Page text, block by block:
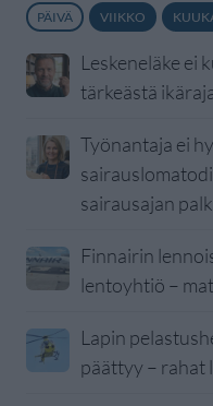
PÄIVÄ VIIKKO
Leskeneläke ei
tärkeästä
Työnantaja ei
sairausajan
Finnairin
lentoyhtiö –
Lapin
päättyy – rahat